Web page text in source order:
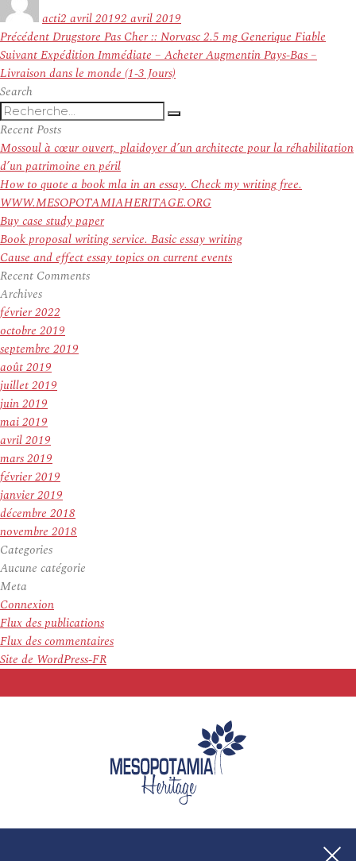
actile
2 avril 20192 avril 2019
Navigation
de
l’article
PrécédentArticle
précédent :
Drugstore Pas Cher :: Norvasc 2.5 mg Generique Fiable
SuivantArticle
suivant :
Expédition Immédiate – Acheter Augmentin Pays-Bas –
Livraison dans le monde (1-3 Jours)
Search
Recherche
pour
:
Recherche
Recent Posts
Mossoul à cœur ouvert, plaidoyer d’un architecte pour la réhabilitation
d’un patrimoine en péril
How to quote a book mla in an essay. Check my writing free.
WWW.MESOPOTAMIAHERITAGE.ORG
Buy case study paper
Book proposal writing service. Basic essay writing
Cause and effect essay topics on current events
Recent Comments
Archives
février 2022
octobre 2019
septembre 2019
août 2019
juillet 2019
juin 2019
mai 2019
avril 2019
mars 2019
février 2019
janvier 2019
décembre 2018
novembre 2018
Categories
Aucune catégorie
Meta
Connexion
Flux des publications
Flux des commentaires
Site de WordPress-FR